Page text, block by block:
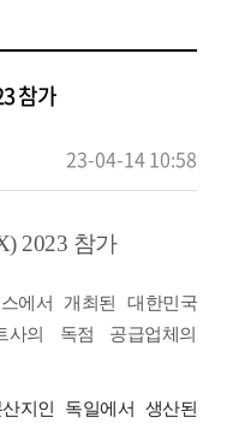
참가
23-04-14 10:58
2023 참가
에서 개최된 대한민국
의 독점 공급업체의
지인 독일에서 생산된